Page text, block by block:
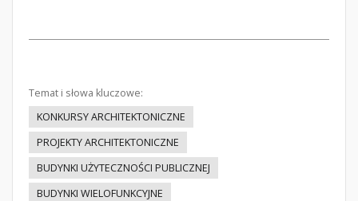
Temat i słowa kluczowe:
KONKURSY ARCHITEKTONICZNE
PROJEKTY ARCHITEKTONICZNE
BUDYNKI UŻYTECZNOŚCI PUBLICZNEJ
BUDYNKI WIELOFUNKCYJNE